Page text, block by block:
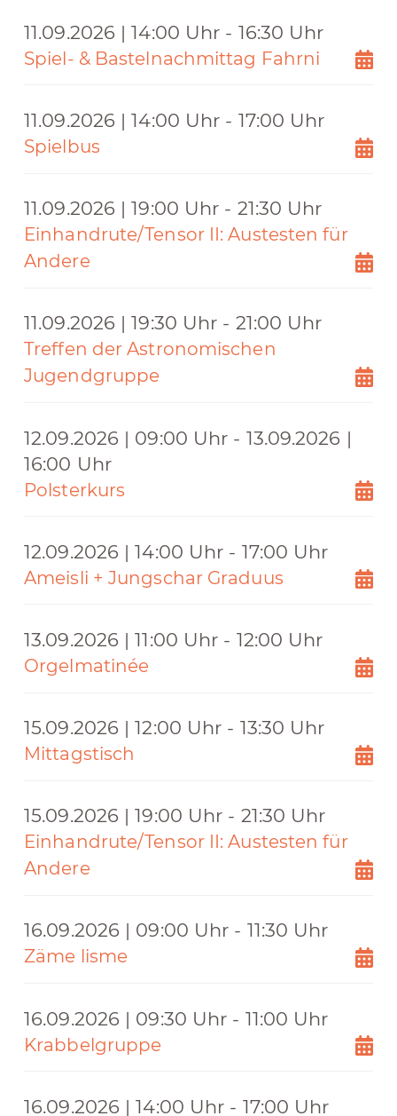
11.09.2026 | 14:00 Uhr - 16:30 Uhr
Spiel- & Bastelnachmittag Fahrni
11.09.2026 | 14:00 Uhr - 17:00 Uhr
Spielbus
11.09.2026 | 19:00 Uhr - 21:30 Uhr
Einhandrute/Tensor II: Austesten für
Andere
11.09.2026 | 19:30 Uhr - 21:00 Uhr
Treffen der Astronomischen
Jugendgruppe
12.09.2026 | 09:00 Uhr - 13.09.2026 |
16:00 Uhr
Polsterkurs
12.09.2026 | 14:00 Uhr - 17:00 Uhr
Ameisli + Jungschar Graduus
13.09.2026 | 11:00 Uhr - 12:00 Uhr
Orgelmatinée
15.09.2026 | 12:00 Uhr - 13:30 Uhr
Mittagstisch
15.09.2026 | 19:00 Uhr - 21:30 Uhr
Einhandrute/Tensor II: Austesten für
Andere
16.09.2026 | 09:00 Uhr - 11:30 Uhr
Zäme lisme
16.09.2026 | 09:30 Uhr - 11:00 Uhr
Krabbelgruppe
16.09.2026 | 14:00 Uhr - 17:00 Uhr